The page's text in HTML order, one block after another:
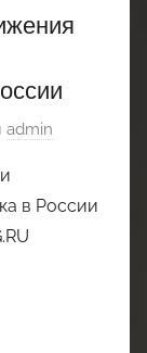
admin
в России